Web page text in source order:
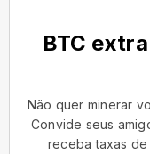
BTC
Não quer minerar
Convide seus
receba taxas de